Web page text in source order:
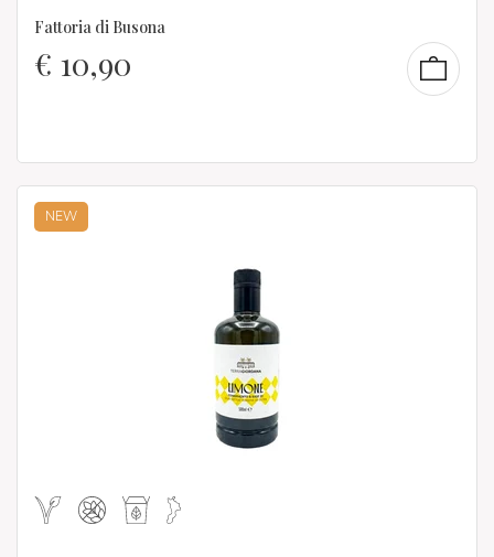
Fattoria di Busona
€ 10,90
NEW